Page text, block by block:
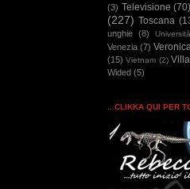
(3) Televisione
(227) Toscana
unghie (8)
Venezia (7)
(15) Vietnam (2)
Wided (5)
...CLIKKA QUI PER